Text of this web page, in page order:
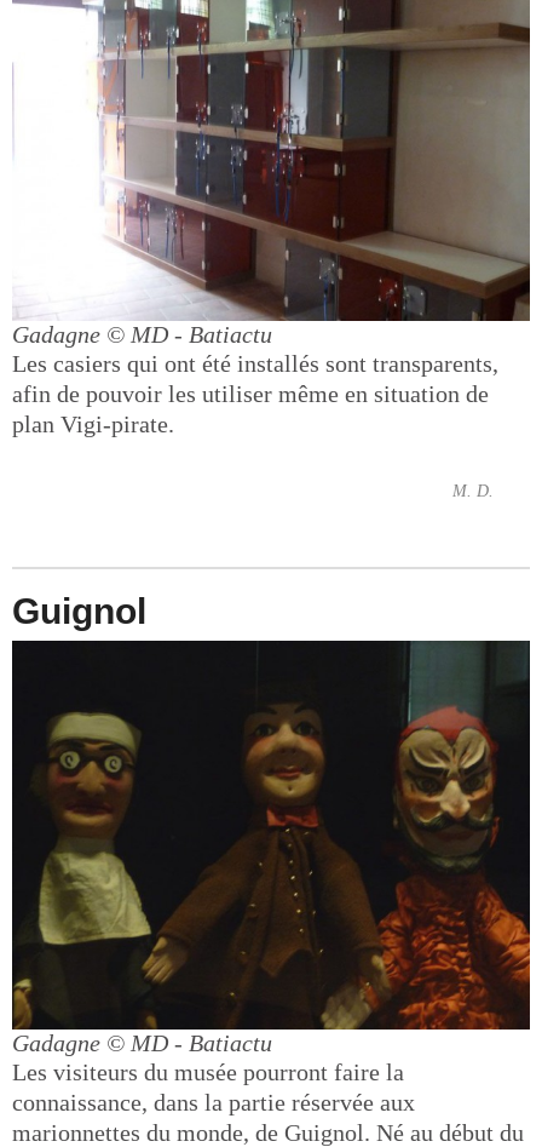
Gadagne © MD - Batiactu
Les casiers qui ont été installés sont transparents,
afin de pouvoir les utiliser même en situation de
plan Vigi-pirate.
M. D.
Guignol
Gadagne © MD - Batiactu
Les visiteurs du musée pourront faire la
connaissance, dans la partie réservée aux
marionnettes du monde, de Guignol. Né au début du